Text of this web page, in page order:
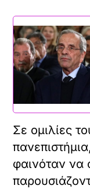
Σε ομιλίες
φαινόταν να